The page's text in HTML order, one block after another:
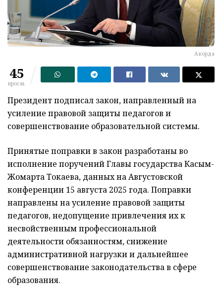
Акорда
45
просм.
Президент подписал закон, направленный на
усиление правовой защиты педагогов и
совершенствование образовательной системы.
Принятые поправки в закон разработаны во
исполнение поручений Главы государства Касым-
Жомарта Токаева, данных на Августовской
конференции 15 августа 2025 года. Поправки
направлены на усиление правовой защиты
педагогов, недопущение привлечения их к
несвойственным профессиональной
деятельности обязанностям, снижение
административной нагрузки и дальнейшее
совершенствование законодательства в сфере
образования.